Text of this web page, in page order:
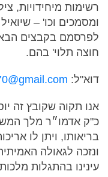
רשימות מיחידויות,
ומסמכים וכו' –
לפרסמם בקבצים
חוצה תלוי' בהם.
דוא"ל:
אנו תקוה שקובץ זה
כ"ק אדמו״ר מלך
בריאותו, ויתן לו
ונזכה לגאולה
עינינו בהתגלות